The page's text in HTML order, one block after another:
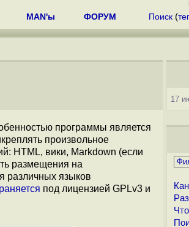
MAN'ы ФОРУМ Поиск (
программы является
произвольное
HTML, вики, Markdown (если
размещения на
различных языков
под лицензией GPLv3 и
17